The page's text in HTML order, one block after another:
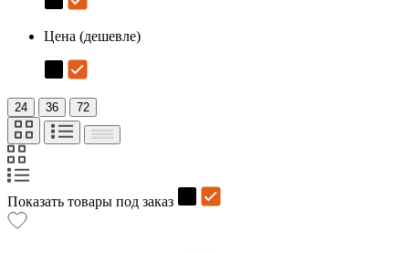
Цена (дешевле)
24 36 72
Показать товары под заказ